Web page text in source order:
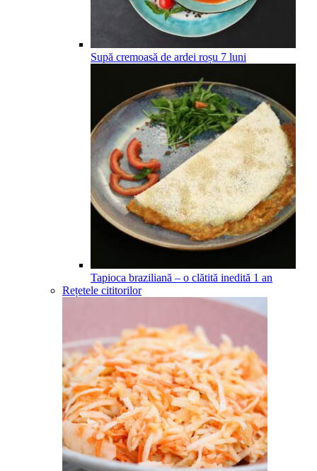
Supă cremoasă de ardei roșu 7 luni
Tapioca braziliană – o clătită inedită 1 an
Rețetele cititorilor